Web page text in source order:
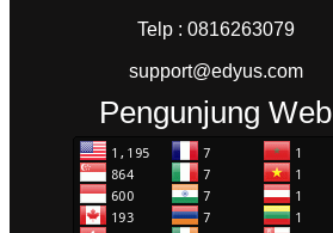
Telp : 0816263079
support@edyus.com
Pengunjung Web